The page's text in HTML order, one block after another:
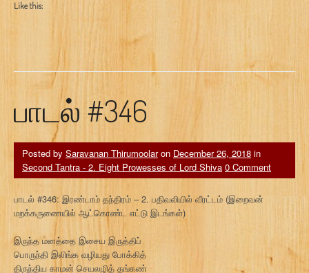
Like this:
பாடல் #346
Posted by Saravanan Thirumoolaron December 26, 2018 in
Second Tantra - 2. Eight Prowesses of Lord Shiva 0 Comment
பாடல் #346: இரண்டாம் தந்திரம் – 2. பதிவலியில் வீரட்டம் (இறைவன்
மறக்கருணையில் ஆட்கொண்ட எட்டு இடங்கள்)
இருந்த மனத்தை இசைய இருத்திப்
பொருந்தி இலிங்க வழியது போக்கித்
திருந்திய காமன் செயலழித் தங்கண்